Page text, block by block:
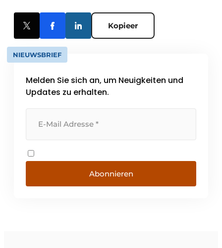
Kopieer
NIEUWSBRIEF
Melden Sie sich an, um Neuigkeiten und
Updates zu erhalten.
Abonnieren